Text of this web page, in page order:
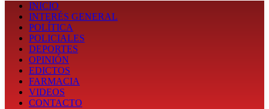
INICIO
INTERÉS GENERAL
POLÍTICA
POLICIALES
DEPORTES
OPINIÓN
EDICTOS
FARMACIA
VIDEOS
CONTACTO